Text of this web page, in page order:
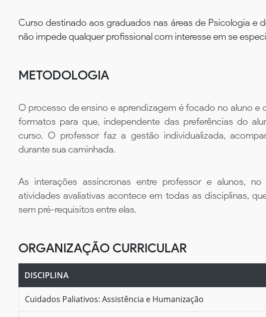
Curso destinado aos graduados nas áreas de Psicologia e
não impede qualquer profissional com interesse em se
METODOLOGIA
O processo de ensino e aprendizagem é focado no aluno
formatos para que, independente das preferências do
curso. O professor faz a gestão individualizada,
durante sua caminhada.
As interações assíncronas entre professor e alunos,
atividades avaliativas acontece em todas as disciplinas,
sem pré-requisitos entre elas.
ORGANIZAÇÃO CURRICULAR
DISCIPLINA
Cuidados Paliativos: Assistência e Humanização